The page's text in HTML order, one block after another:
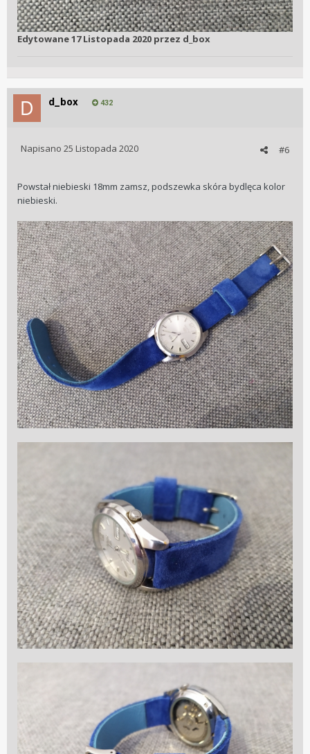
Edytowane17 Listopada 2020 przez d_box
d_box 432
#6
Napisano 25 Listopada 2020
Powstał niebieski 18mm zamsz, podszewka skóra bydlęca kolor
niebieski.